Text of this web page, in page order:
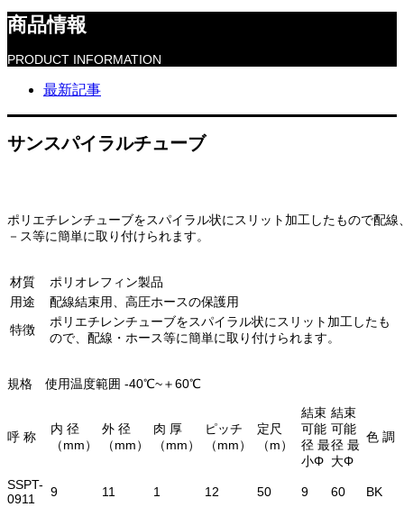
商品情報
PRODUCT INFORMATION
最新記事
サンスパイラルチューブ
ポリエチレンチューブをスパイラル状にスリット加工したもので配線
－ス等に簡単に取り付けられます。
材質
ポリオレフィン製品
用途
配線結束用、高圧ホースの保護用
特徴
ポリエチレンチューブをスパイラル状にスリット加工したも
ので、配線・ホース等に簡単に取り付けられます。
規格 使用温度範囲 -40℃~＋60℃
呼 称
内 径
（mm）
外 径
（mm）
肉 厚
（mm）
ピッチ
（mm）
定尺
（m）
結束
可能
径 最
小Φ
結束
可能
径 最
大Φ
色 調
SSPT-
0911
9 11 1 12 50 9 60 BK